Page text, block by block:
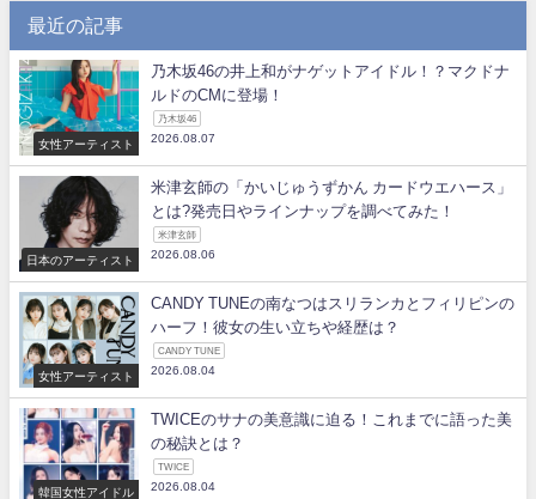
最近の記事
女性アーティスト
乃木坂46の井上和がナゲットアイドル！？マクドナ
ルドのCMに登場！
乃木坂46
2026.08.07
日本のアーティスト
米津玄師の「かいじゅうずかん カードウエハース」
とは?発売日やラインナップを調べてみた！
米津玄師
2026.08.06
女性アーティスト
CANDY TUNEの南なつはスリランカとフィリピンの
ハーフ！彼女の生い立ちや経歴は？
CANDY TUNE
2026.08.04
韓国女性アイドル
TWICEのサナの美意識に迫る！これまでに語った美
の秘訣とは？
TWICE
2026.08.04